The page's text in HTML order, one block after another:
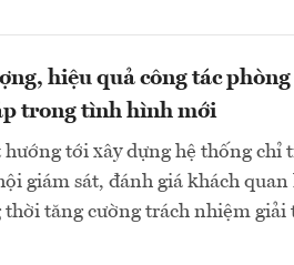
hiệu quả công tác
trong tình hình mới
tới xây dựng hệ thống chỉ
giám sát, đánh giá khách quan
thời tăng cường trách nhiệm